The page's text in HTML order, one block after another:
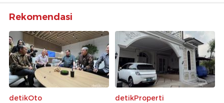
Rekomendasi
detikOto
detikProperti